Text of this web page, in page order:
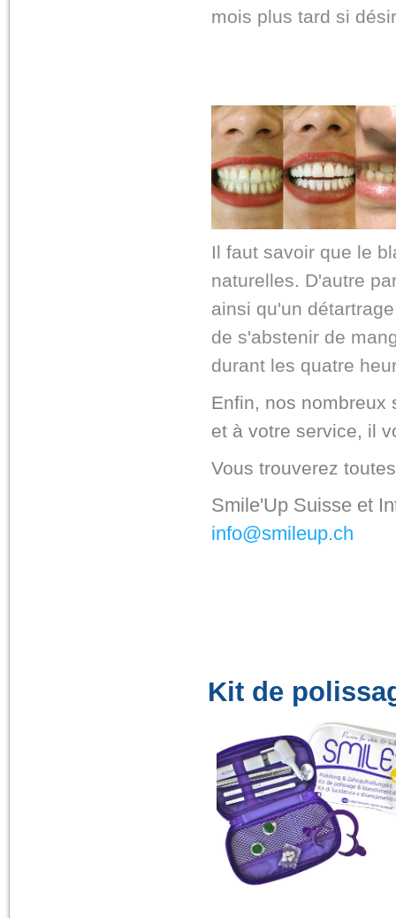
mois plus tard si
Il faut savoir que le
naturelles. D'autre
ainsi qu'un
de s'abstenir de
durant les quatre
Enfin, nos nombreux
et à votre service, il
Vous trouverez
Smile'Up Suisse et
info@smileup.ch
Kit de